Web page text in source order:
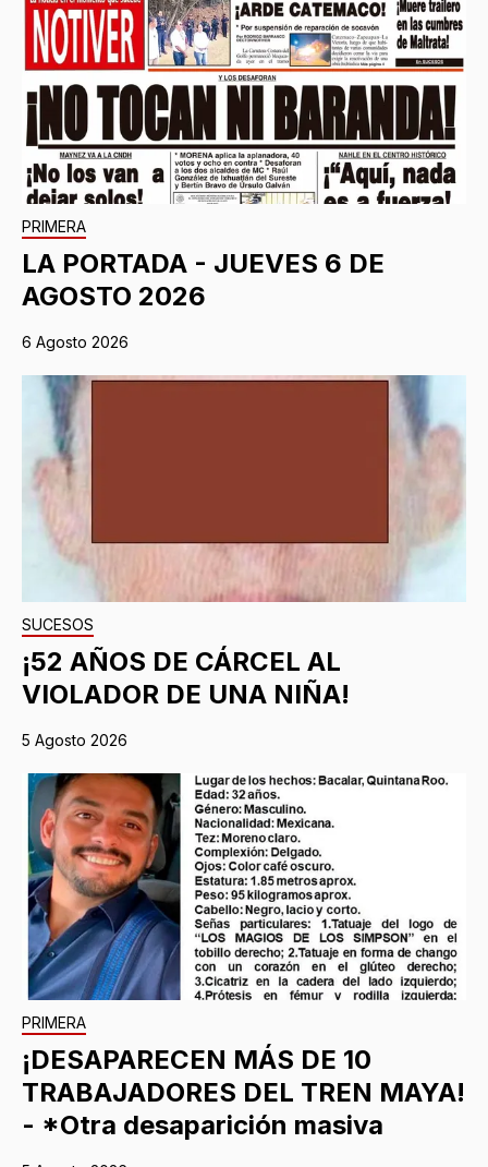
PRIMERA
LA PORTADA - JUEVES 6 DE
AGOSTO 2026
6 Agosto 2026
SUCESOS
¡52 AÑOS DE CÁRCEL AL
VIOLADOR DE UNA NIÑA!
5 Agosto 2026
PRIMERA
¡DESAPARECEN MÁS DE 10
TRABAJADORES DEL TREN MAYA!
- *Otra desaparición masiva